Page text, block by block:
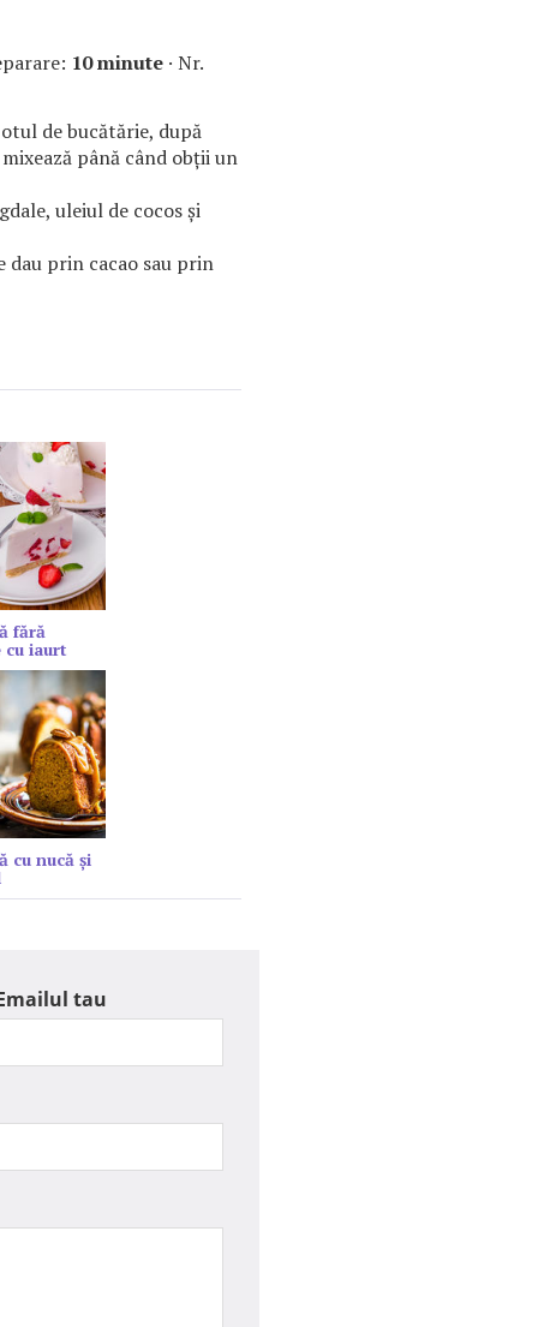
10 minute · Nr.
de bucătărie, după
până când obții un
uleiul de cocos și
dau prin cacao sau prin
fără
cu iaurt
cu nucă și
tau